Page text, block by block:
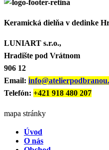
Keramická dielňa v dedinke
LUNIART s.r.o.,
Hradište pod Vrátnom
906 12
Email:
Telefón: +421 918 480 207
mapa stránky
Úvod
O nás